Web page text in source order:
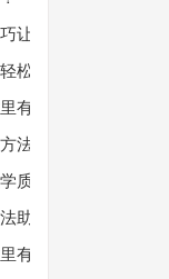
让你事半功倍！
松提高成绩！
有你想要的答案！
法让你的文章脱颖
质量？
助你一臂之力
有秘诀！